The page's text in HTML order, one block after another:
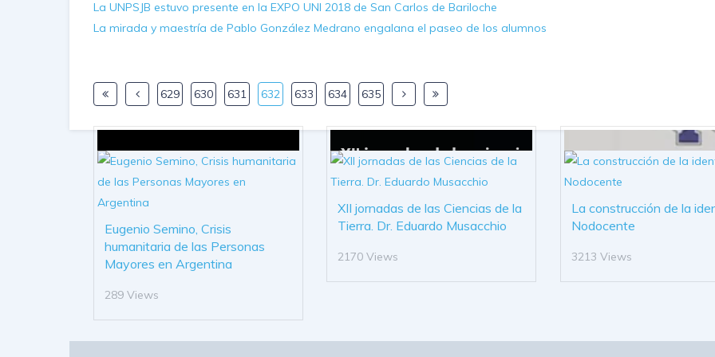
La UNPSJB estuvo presente en la EXPO UNI 2018 de San Carlos de Bariloche
La mirada y maestría de Pablo González Medrano engalana el paseo de los alumnos
629 630 631 632 633 634 635
Eugenio Semino, Crisis
humanitaria de las Personas
Mayores en Argentina
289 Views
XII jornadas de las Ciencias de la
Tierra. Dr. Eduardo Musacchio
2170 Views
La construcción de la
Nodocente
3213 Views